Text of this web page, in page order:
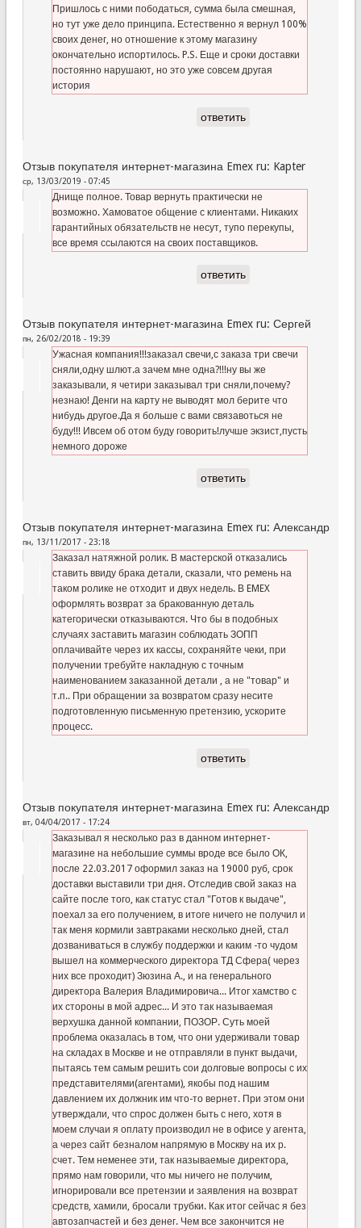
Пришлось с ними пободаться, сумма была смешная,
но тут уже дело принципа. Естественно я вернул 100%
своих денег, но отношение к этому магазину
окончательно испортилось. P.S. Еще и сроки доставки
постоянно нарушают, но это уже совсем другая
история
ответить
Отзыв покупателя интернет-магазина Emex ru: Kapter
ср, 13/03/2019 - 07:45
Днище полное. Товар вернуть практически не
возможно. Хамоватое общение с клиентами. Никаких
гарантийных обязательств не несут, тупо перекупы,
все время ссылаются на своих поставщиков.
ответить
Отзыв покупателя интернет-магазина Emex ru: Сергей
пн, 26/02/2018 - 19:39
Ужасная компания!!!заказал свечи,с заказа три свечи
сняли,одну шлют.а зачем мне одна?!!!ну вы же
заказывали, я четири заказывал три сняли,почему?
незнаю! Денги на карту не выводят мол берите что
нибудь другое.Да я больше с вами связавоться не
буду!!! Ивсем об отом буду говорить!лучше экзист,пусть
немного дороже
ответить
Отзыв покупателя интернет-магазина Emex ru: Александр
пн, 13/11/2017 - 23:18
Заказал натяжной ролик. В мастерской отказались
ставить ввиду брака детали, сказали, что ремень на
таком ролике не отходит и двух недель. В EMEX
оформлять возврат за бракованную деталь
категорически отказываются. Что бы в подобных
случаях заставить магазин соблюдать ЗОПП
оплачивайте через их кассы, сохраняйте чеки, при
получении требуйте накладную с точным
наименованием заказанной детали , а не "товар" и
т.п.. При обращении за возвратом сразу несите
подготовленную письменную претензию, ускорите
процесс.
ответить
Отзыв покупателя интернет-магазина Emex ru: Александр
вт, 04/04/2017 - 17:24
Заказывал я несколько раз в данном интернет-
магазине на небольшие суммы вроде все было ОК,
после 22.03.2017 оформил заказ на 19000 руб, срок
доставки выставили три дня. Отследив свой заказ на
сайте после того, как статус стал "Готов к выдаче",
поехал за его получением, в итоге ничего не получил и
так меня кормили завтраками несколько дней, стал
дозваниваться в службу поддержки и каким -то чудом
вышел на коммерческого директора ТД Сфера( через
них все проходит) Зюзина А., и на генерального
директора Валерия Владимировича... Итог хамство с
их стороны в мой адрес... И это так называемая
верхушка данной компании, ПОЗОР. Суть моей
проблема оказалась в том, что они удерживали товар
на складах в Москве и не отправляли в пункт выдачи,
пытаясь тем самым решить сои долговые вопросы с их
представителями(агентами), якобы под нашим
давлением их должник им что-то вернет. При этом они
утверждали, что спрос должен быть с него, хотя в
моем случаи я оплату производил не в офисе у агента,
а через сайт безналом напрямую в Москву на их р.
счет. Тем неменее эти, так называемые директора,
прямо нам говорили, что мы ничего не получим,
игнорировали все претензии и заявления на возврат
средств, хамили, бросали трубки. Как итог сейчас я без
автозапчастей и без денег. Чем все закончится не